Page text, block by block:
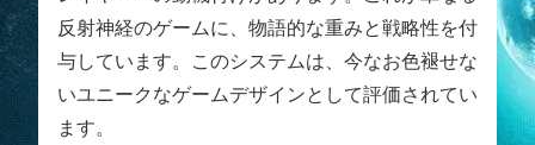
反射神経のゲームに、物語的な重みと戦略性を付
与しています。このシステムは、今なお色褪せな
いユニークなゲームデザインとして評価されてい
ます。